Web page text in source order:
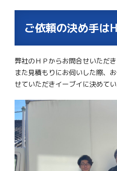
ご依頼の決め手は
弊社のＨＰからお問合せいただき
また見積もりにお伺いした際、
せていただきイーブイに決めてい